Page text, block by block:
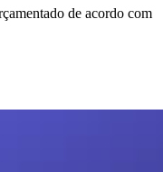
de acordo com